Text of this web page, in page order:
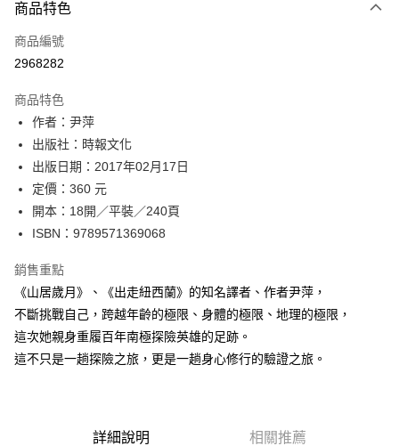
信用卡一次付款
ATM付款
運送方式
付款後全家取貨
每筆NT$60，滿NT$499(含以上)免運費
付款後7-11取貨
每筆NT$60，滿NT$499(含以上)免運費
宅配
每筆NT$100，滿NT$499(含以上)免運費
商品特色
商品編號
2968282
商品特色
作者：尹萍
出版社：時報文化
出版日期：2017年02月17日
定價：360 元
開本：18開／平裝／240頁
ISBN：9789571369068
銷售重點
《山居歲月》、《出走紐西蘭》的知名譯者、作者尹萍，
不斷挑戰自己，跨越年齡的極限、身體的極限、地理的極限，
這次她親身重履百年南極探險英雄的足跡。
這不只是一趟探險之旅，更是一趟身心修行的驗證之旅。
詳細說明 相關推薦